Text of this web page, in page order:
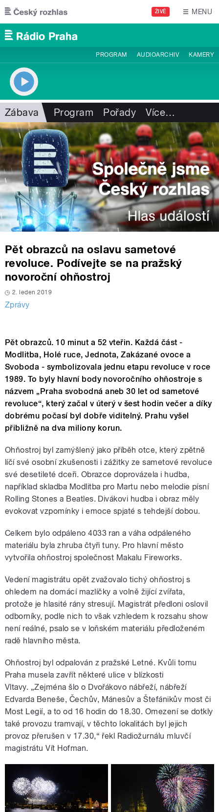
Přejít k hlavnímu obsahu
ŽIVĚ MENU
PROGRAM AUDIOARCHIV KAMERY
Zábava Program Pořady Více…
Pět obrazců na oslavu sametové
revoluce. Podívejte se na pražský
novoroční ohňostroj
2. leden 2019
Zprávy
Pět obrazců. 10 minut a 52 vteřin. Každá část -
Modlitba, Holé ruce, Jednota, Zakázané ovoce a
Svoboda - symbolizovala jednu etapu revoluce v roce
1989. To byly hlavní body novoročního ohňostroje s
názvem „Praha svobodná aneb 30 let od sametové
revoluce“, který začal v úterý v šest hodin večer a díky
dobrému počasí byl dobře viditelný. Prahu vyšel
přibližně na dva miliony korun.
Ohňostroj byl zamýšlený jako příběh otce, který zpětně
líčí své osobní zkušenosti i zážitky ze sametové revoluce
své desetileté dceři. Obrazce doprovázela i hudba,
například skladba Modlitba pro Martu nebo melodie písní
Rolling Stones a Beatles. Divákovi hudba i obraz měly
evokovat vzpomínky i emoce spjaté s tehdejší dobou.
Celkem bylo odpáleno 4033 ran a váha odpáleného
materiálu byla zhruba čtyři tuny. Pro hlavní město
vytvořila ohňostroj společnost Makalu Fireworks.
Vedení magistrátu opět zvažovalo tichý ohňostroj s
ohledem na domácí mazlíčky a volně žijící zvířata,
protože je hlasité rány stresují. Magistrát předloni oslovil
odborníky, podle nich to však vzhledem k rozsahu show
není reálné, psalo se v loňském materiálu předloženém
radě hlavního města.
Ohňostroj byl odpalován z pražské Letné. Kvůli tomu
Praha musela zavřít některé ulice v blízkosti
Vltavy. „Zejména šlo o Dvořákovo nábřeží, nábřeží
Edvarda Beneše, Čechův, Mánesův a Štefánikův most či
Most Legií, a to od 16 hodin do 18.30. Omezení se dotkly
také provozu tramvají, v těchto lokalitách byl jejich
provoz přerušen v 17.30,“ řekl Radiožurnálu mluvčí
magistrátu Vít Hofman.